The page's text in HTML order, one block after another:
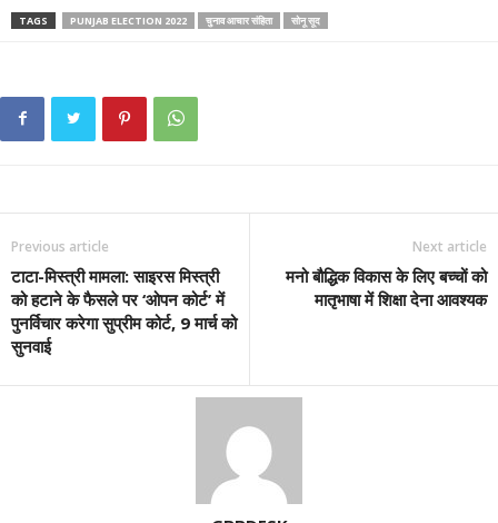
TAGS PUNJAB ELECTION 2022 चुनाव आचार संहिता सोनू सूद
Previous article
टाटा-मिस्त्री मामला: साइरस मिस्त्री
को हटाने के फैसले पर ‘ओपन कोर्ट’ में
पुनर्विचार करेगा सुप्रीम कोर्ट, 9 मार्च को
सुनवाई
Next article
मनो बौद्धिक विकास के लिए बच्चों को
मातृभाषा में शिक्षा देना आवश्यक